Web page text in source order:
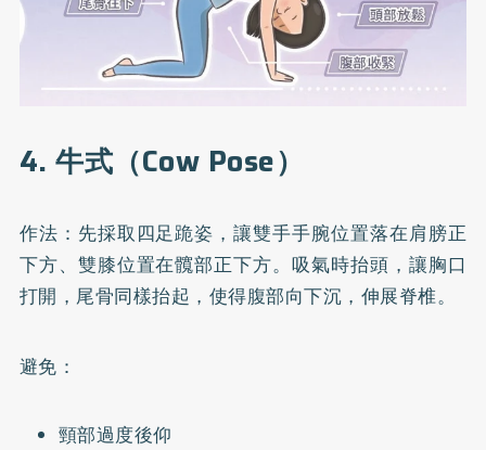
4. 牛式（Cow Pose）
作法：先採取四足跪姿，讓雙手手腕位置落在肩膀正
下方、雙膝位置在髖部正下方。吸氣時抬頭，讓胸口
打開，尾骨同樣抬起，使得腹部向下沉，伸展脊椎。
避免：
頸部過度後仰